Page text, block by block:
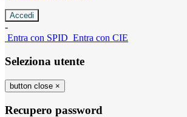
-
Entra con SPID Entra con CIE
Seleziona utente
button close ×
Recupero password